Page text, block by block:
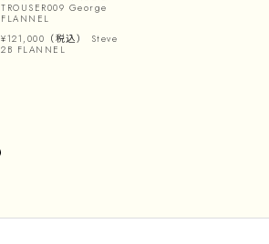
TROUSER009 George
FLANNEL
¥121,000 （税込）
Steve
2B FLANNEL